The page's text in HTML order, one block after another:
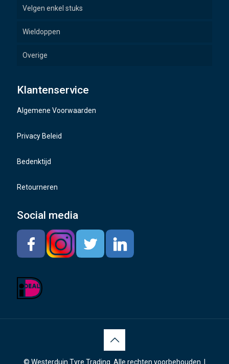
Velgen enkel stuks
Wieldoppen
Overige
Klantenservice
Algemene Voorwaarden
Privacy Beleid
Bedenktijd
Retourneren
Social media
© Westerduin Tyre Trading. Alle rechten voorbehouden. |